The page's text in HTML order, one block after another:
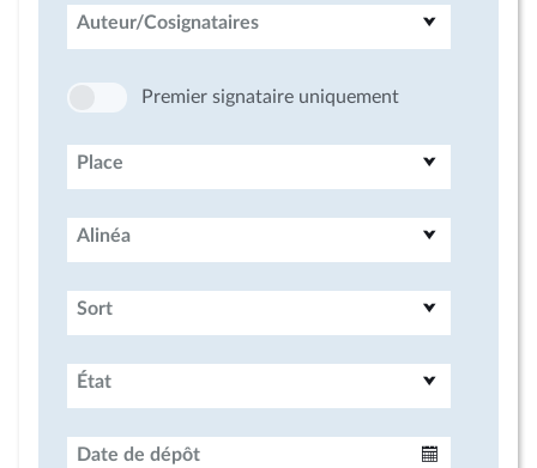
Auteur/Cosignataires
Premier signataire uniquement
Place
Alinéa
Sort
État
Date de dépôt